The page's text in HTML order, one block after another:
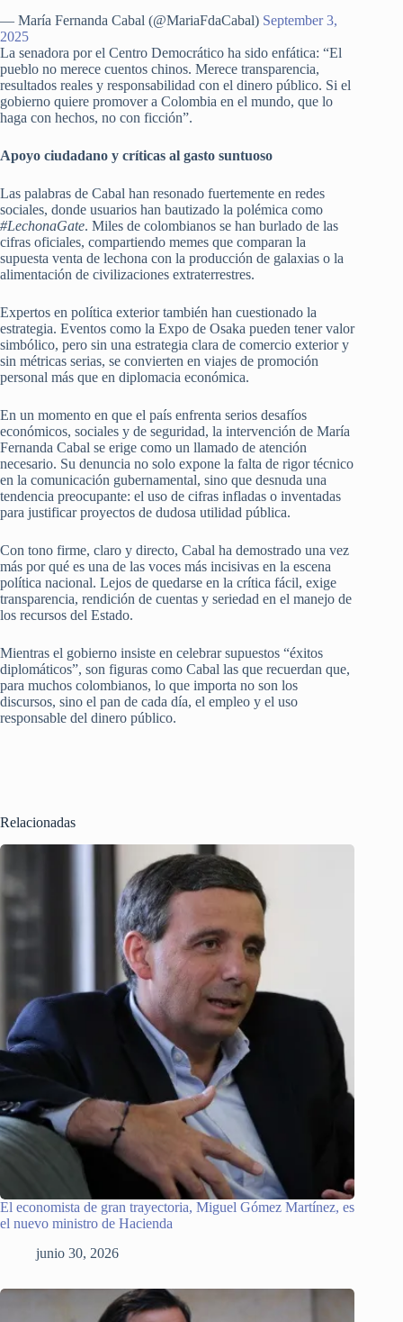
— María Fernanda Cabal (@MariaFdaCabal) September 3,
2025
La senadora por el Centro Democrático ha sido enfática: “El
pueblo no merece cuentos chinos. Merece transparencia,
resultados reales y responsabilidad con el dinero público. Si el
gobierno quiere promover a Colombia en el mundo, que lo
haga con hechos, no con ficción”.
Apoyo ciudadano y críticas al gasto suntuoso
Las palabras de Cabal han resonado fuertemente en redes
sociales, donde usuarios han bautizado la polémica como
#LechonaGate. Miles de colombianos se han burlado de las
cifras oficiales, compartiendo memes que comparan la
supuesta venta de lechona con la producción de galaxias o la
alimentación de civilizaciones extraterrestres.
Expertos en política exterior también han cuestionado la
estrategia. Eventos como la Expo de Osaka pueden tener valor
simbólico, pero sin una estrategia clara de comercio exterior y
sin métricas serias, se convierten en viajes de promoción
personal más que en diplomacia económica.
En un momento en que el país enfrenta serios desafíos
económicos, sociales y de seguridad, la intervención de María
Fernanda Cabal se erige como un llamado de atención
necesario. Su denuncia no solo expone la falta de rigor técnico
en la comunicación gubernamental, sino que desnuda una
tendencia preocupante: el uso de cifras infladas o inventadas
para justificar proyectos de dudosa utilidad pública.
Con tono firme, claro y directo, Cabal ha demostrado una vez
más por qué es una de las voces más incisivas en la escena
política nacional. Lejos de quedarse en la crítica fácil, exige
transparencia, rendición de cuentas y seriedad en el manejo de
los recursos del Estado.
Mientras el gobierno insiste en celebrar supuestos “éxitos
diplomáticos”, son figuras como Cabal las que recuerdan que,
para muchos colombianos, lo que importa no son los
discursos, sino el pan de cada día, el empleo y el uso
responsable del dinero público.
Relacionadas
El economista de gran trayectoria, Miguel Gómez Martínez, es
el nuevo ministro de Hacienda
junio 30, 2026